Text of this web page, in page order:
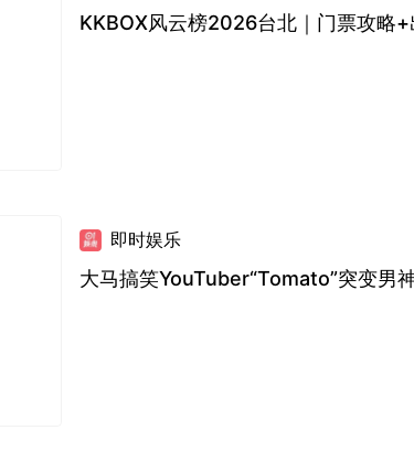
KKBOX风云榜2026台北｜门票攻略
即时娱乐
大马搞笑YouTuber“Tomato”突变男